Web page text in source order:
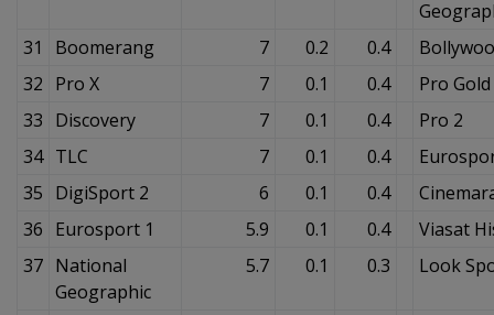
31
Boomerang 7 0.2 0.4
32 Pro X 7 0.1 0.4
Pro Gold
33 Discovery 7 0.1 0.4
Pro 2
34 TLC 7 0.1 0.4
35 DigiSport 2 6 0.1 0.4
36 Eurosport 1 5.9 0.1 0.4
Viasat
37 National
Geographic
5.7 0.1 0.3 Look